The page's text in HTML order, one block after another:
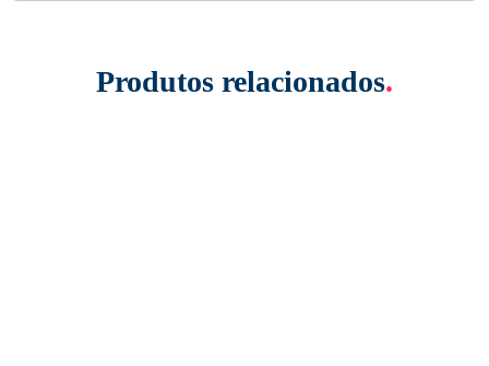
Produtos relacionados.